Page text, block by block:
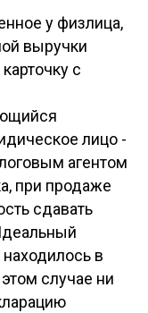
у физлица,
выручки
с
лицо -
агентом
при продаже
сдавать
находилось в
случае ни